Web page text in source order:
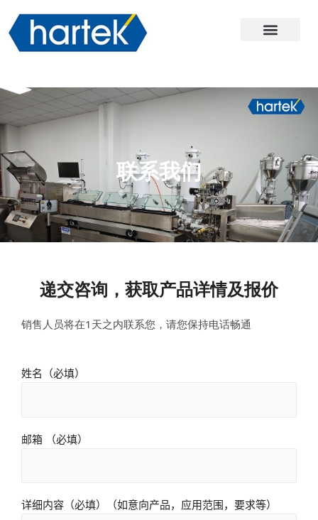
联系我们
递交咨询，获取产品详情及报价
销售人员将在1天之内联系您，请您保持电话畅通
姓名（必填）
邮箱 （必填）
详细内容（必填）（如意向产品，应用范围，要求等）